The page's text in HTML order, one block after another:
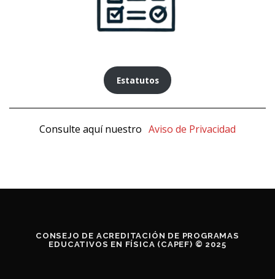
Estatutos
Consulte aquí nuestro Aviso de Privacidad
CONSEJO DE ACREDITACIÓN DE PROGRAMAS
EDUCATIVOS EN FÍSICA (CAPEF) © 2025